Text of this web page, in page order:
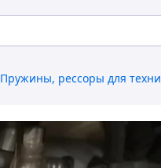
Пружины, рессоры для